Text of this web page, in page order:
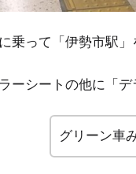
乗って「伊勢市駅」
ーシートの他に「
グリーン車